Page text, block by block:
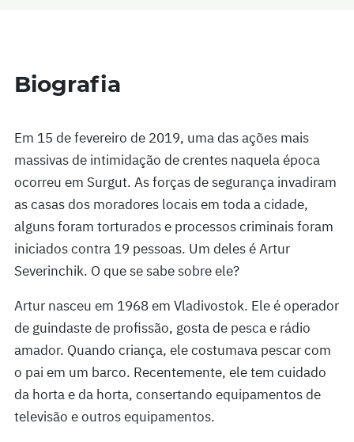
Biografia
Em 15 de fevereiro de 2019, uma das ações mais
massivas de intimidação de crentes naquela época
ocorreu em Surgut. As forças de segurança invadiram
as casas dos moradores locais em toda a cidade,
alguns foram torturados e processos criminais foram
iniciados contra 19 pessoas. Um deles é Artur
Severinchik. O que se sabe sobre ele?
Artur nasceu em 1968 em Vladivostok. Ele é operador
de guindaste de profissão, gosta de pesca e rádio
amador. Quando criança, ele costumava pescar com
o pai em um barco. Recentemente, ele tem cuidado
da horta e da horta, consertando equipamentos de
televisão e outros equipamentos.